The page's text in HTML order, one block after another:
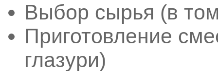
Выбор сырья (в
Приготовление
глазури)